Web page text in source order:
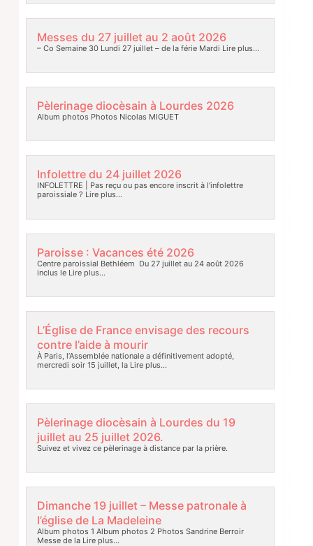
Messes du 27 juillet au 2 août 2026
– Co Semaine 30 Lundi 27 juillet – de la férie Mardi Lire plus…
Pèlerinage diocèsain à Lourdes 2026
Album photos Photos Nicolas MIGUET
Infolettre du 24 juillet 2026
INFOLETTRE | Pas reçu ou pas encore inscrit à l’infolettre
paroissiale ? Lire plus…
Paroisse : Vacances été 2026
Centre paroissial Bethléem Du 27 juillet au 24 août 2026
inclus leLire plus…
L’Église de France envisage des recours
contre l’aide à mourir
À Paris, l’Assemblée nationale a définitivement adopté,
mercredi soir 15 juillet, laLire plus…
Pèlerinage diocèsain à Lourdes du 19
juillet au 25 juillet 2026.
Suivez et vivez ce pèlerinage à distance par la prière.
Dimanche 19 juillet – Messe patronale à
l’église de La Madeleine
Album photos 1 Album photos 2 Photos Sandrine Berroir
Messe de laLire plus…